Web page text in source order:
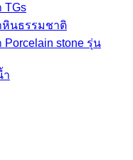
TGs
หินธรรมชาติ
Porcelain stone รุ่น
ำ